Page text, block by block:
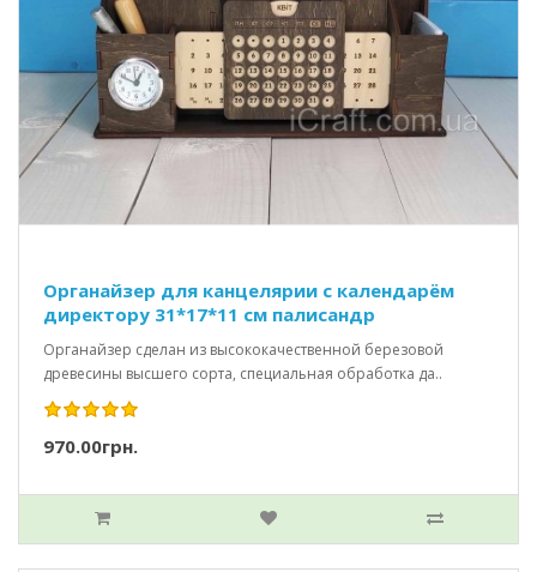
Органайзер для канцелярии с календарём
директору 31*17*11 см палисандр
Органайзер сделан из высококачественной березовой
древесины высшего сорта, специальная обработка да..
970.00грн.